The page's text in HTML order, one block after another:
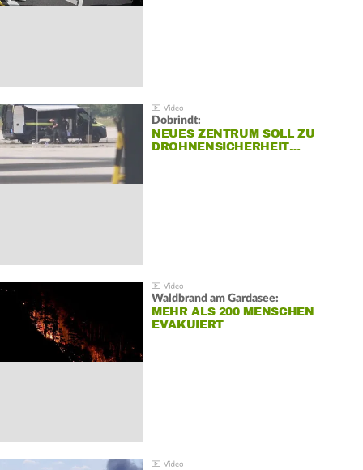
Dobrindt:
NEUES ZENTRUM SOLL ZU
DROHNENSICHERHEIT…
Waldbrand am Gardasee:
MEHR ALS 200 MENSCHEN
EVAKUIERT